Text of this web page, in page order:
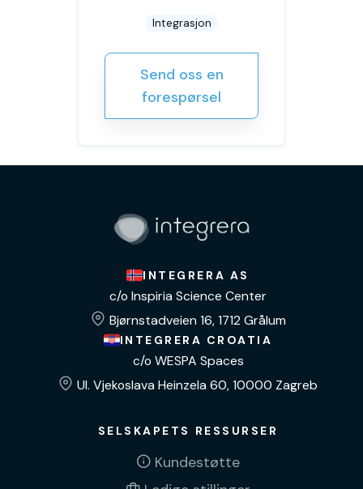
Integrasjon
Send oss en
forespørsel
INTEGRERA AS
c/o Inspiria Science Center
Bjørnstadveien 16, 1712 Grålum
INTEGRERA CROATIA
c/o WESPA Spaces
Ul. Vjekoslava Heinzela 60, 10000 Zagreb
SELSKAPETS RESSURSER
Kundestøtte